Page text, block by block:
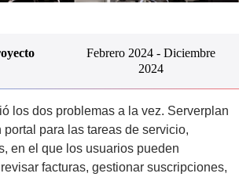
Febrero 2024 - Diciembre
2024
los dos problemas a la vez. Serverplan
para las tareas de servicio,
en el que los usuarios pueden
facturas, gestionar suscripciones,